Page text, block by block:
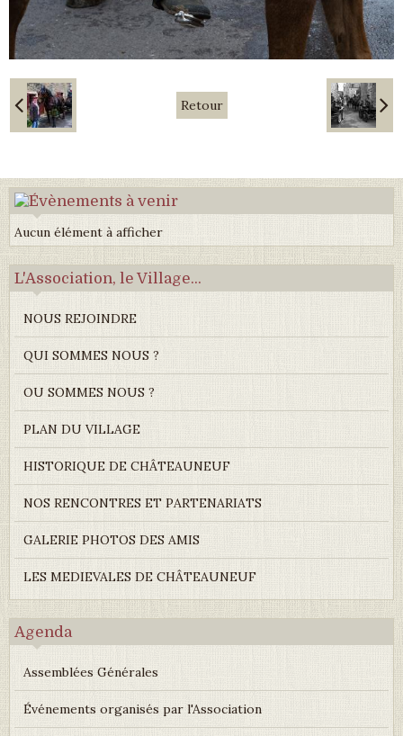
Retour
Aucun élément à afficher
L'Association, le Village...
NOUS REJOINDRE
QUI SOMMES NOUS ?
OU SOMMES NOUS ?
PLAN DU VILLAGE
HISTORIQUE DE CHÂTEAUNEUF
NOS RENCONTRES ET PARTENARIATS
GALERIE PHOTOS DES AMIS
LES MEDIEVALES DE CHÂTEAUNEUF
Agenda
Assemblées Générales
Événements organisés par l'Association